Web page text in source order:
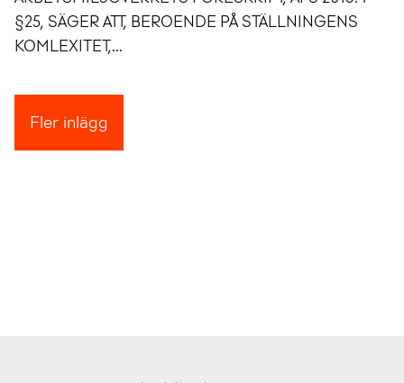
§25, SÄGER ATT, BEROENDE PÅ STÄLLNINGENS
KOMLEXITET,...
Fler inlägg